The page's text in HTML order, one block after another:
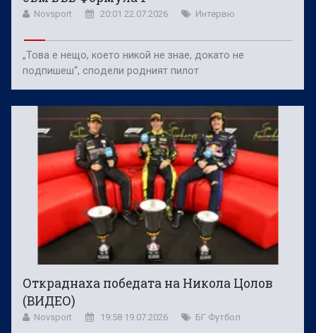
Novsport 20:01 22.07.2026 Интервю
„Това е нещо, което никой не знае, докато не
подпишеш“, сподели родният пилот
Откраднаха победата на Никола Цолов
(ВИДЕО)
Novsport 19:58 19.07.2026 БГ Футбол